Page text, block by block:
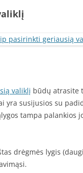
valiklį būdų atrasite
yra susijusios su
tampa palankios
drėgmės lygis